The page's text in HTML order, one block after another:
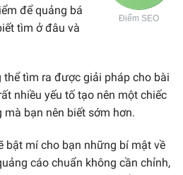
Điểm SEO
để quảng bá
tìm ở đâu và
tìm ra được giải pháp cho bài
nhiều yếu tố tạo nên một chiếc
bạn nên biết sớm hơn.
bật mí cho bạn những bí mật về
cáo chuẩn không cần chỉnh,